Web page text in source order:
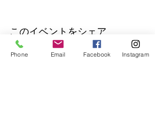
このイベントをシェア
Phone Email Facebook Instagram